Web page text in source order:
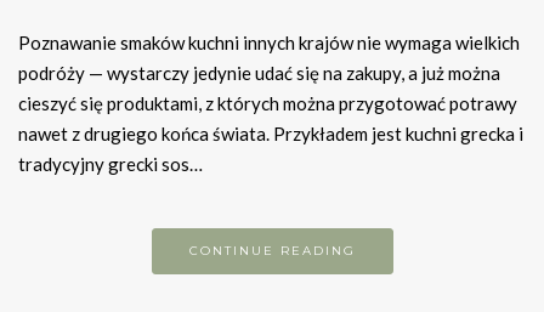
Poznawanie smaków kuchni innych krajów nie wymaga wielkich
podróży — wystarczy jedynie udać się na zakupy, a już można
cieszyć się produktami, z których można przygotować potrawy
nawet z drugiego końca świata. Przykładem jest kuchni grecka i
tradycyjny grecki sos…
CONTINUE READING